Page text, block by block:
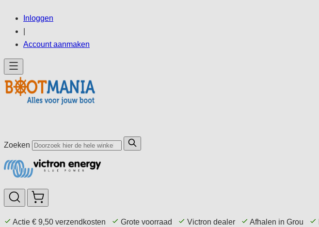
de
inhoud
Inloggen
Account aanmaken
Zoeken
Actie € 9,50 verzendkosten Grote voorraad Victron dealer Afhalen in Grou